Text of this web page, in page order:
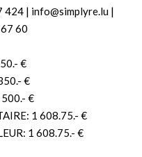
424 | info@simplyre.lu |
60
€
€
€
1 608.75.- €
1 608.75.- €